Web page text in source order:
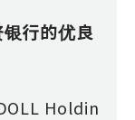
行的优良
Holdin